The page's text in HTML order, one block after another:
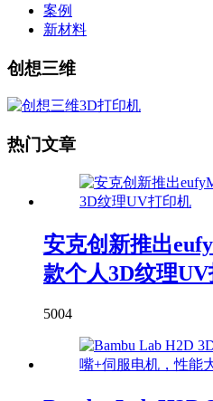
案例
新材料
创想三维
热门文章
安克创新推出
款个人3D纹理
5004